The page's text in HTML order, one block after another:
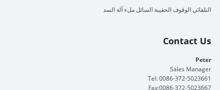
التلقائي الوقوف الحقيبة السائل ملء آلة السد
Contact Us
Peter
Sales Manager
Tel: 0086-372-5023661
Fax:0086-372-5023667